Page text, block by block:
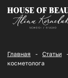
Главная Статьи
косметолога